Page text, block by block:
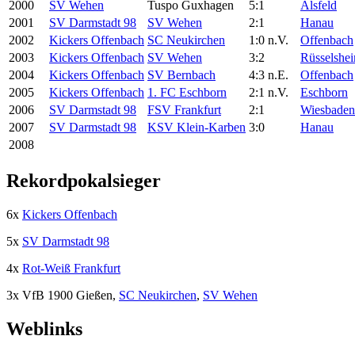
2000 SV Wehen Tuspo Guxhagen 5:1
Alsfeld
2001
SV Darmstadt 98 SV Wehen 2:1
Hanau
2002
Kickers Offenbach SC Neukirchen 1:0 n.V.
Offenbach
2003
Kickers Offenbach SV Wehen 3:2
2004
Kickers Offenbach SV Bernbach 4:3 n.E.
Offenbach
2005
Kickers Offenbach 1. FC Eschborn 2:1 n.V.
Eschborn
2006
SV Darmstadt 98 FSV Frankfurt 2:1
Wiesbaden
2007
SV Darmstadt 98 KSV Klein-Karben 3:0
Hanau
2008
Rekordpokalsieger
6x Kickers Offenbach
5x SV Darmstadt 98
4x Rot-Weiß Frankfurt
3x VfB 1900 Gießen, SC Neukirchen, SV Wehen
Weblinks